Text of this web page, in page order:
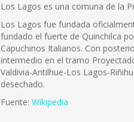
Los Lagos es una comuna de la
Los Lagos fue fundada
fundado el fuerte de Quinchilca
Capuchinos Italianos. Con
intermedio en el tramo
Valdivia-Antilhue-Los Lagos-
desechado.
Fuente: Wikipedia